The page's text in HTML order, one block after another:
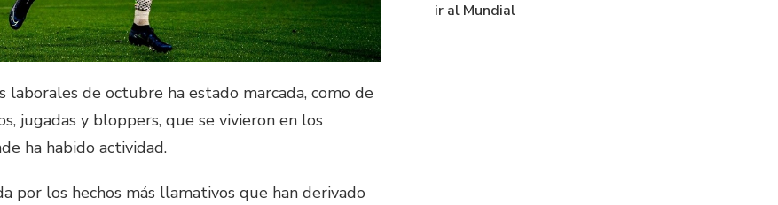
de octubre ha estado marcada, como de
jugadas y bloppers, que se vivieron en los
ha habido actividad.
por los hechos más llamativos que han derivado
ir al Mundial